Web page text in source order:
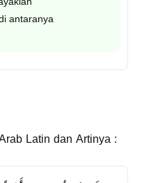
antaranya
Latin dan Artinya :